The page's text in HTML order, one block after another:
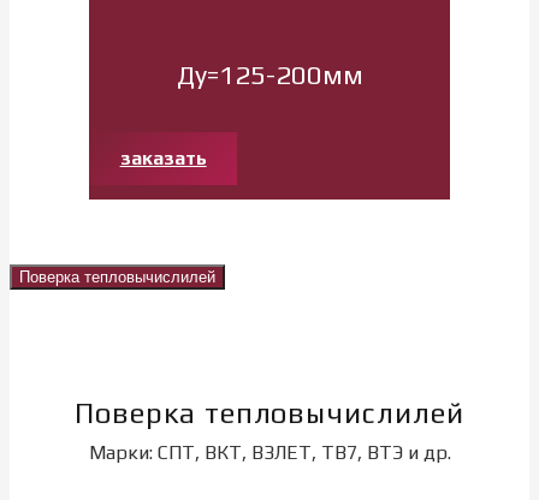
Ду=125-200мм
заказать
Поверка тепловычислилей
Поверка тепловычислилей
Марки: СПТ, ВКТ, ВЗЛЕТ, ТВ7, ВТЭ и др.